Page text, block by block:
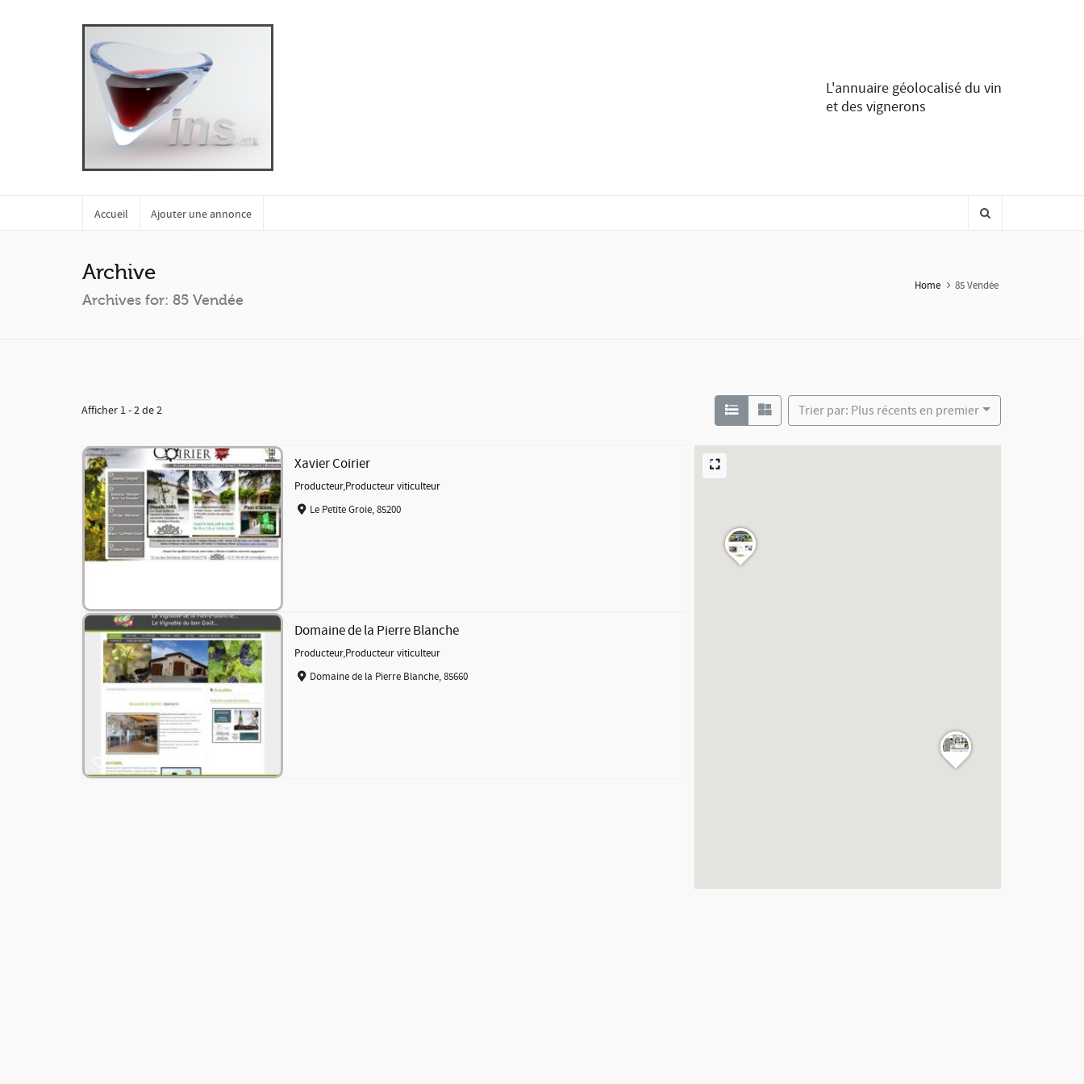
L'annuaire géolocalisé du vin
et des vignerons
Accueil Ajouter une annonce
Archive
Archives for: 85 Vendée
Home 85 Vendée
Afficher 1 - 2 de 2 Trier par: Plus récents en premier
Xavier Coirier
Producteur,Producteur viticulteur
Le Petite Groie, 85200
Domaine de la Pierre Blanche
Producteur,Producteur viticulteur
Domaine de la Pierre Blanche, 85660